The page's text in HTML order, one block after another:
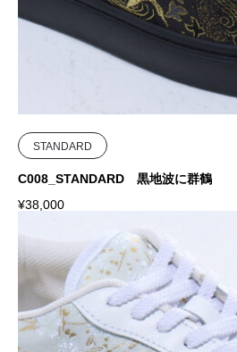
STANDARD
C008_STANDARD 黒地波に群鶴
¥38,000